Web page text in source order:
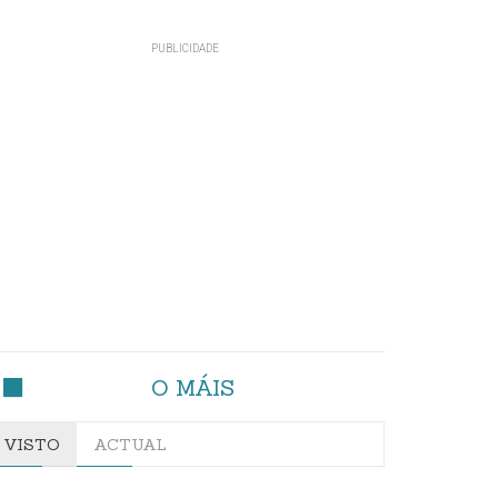
O MÁIS
VISTO ACTUAL